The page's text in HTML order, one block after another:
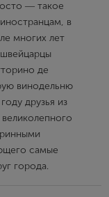
― такое
в
многих лет
де
винодельню
друзья из
самые
города.